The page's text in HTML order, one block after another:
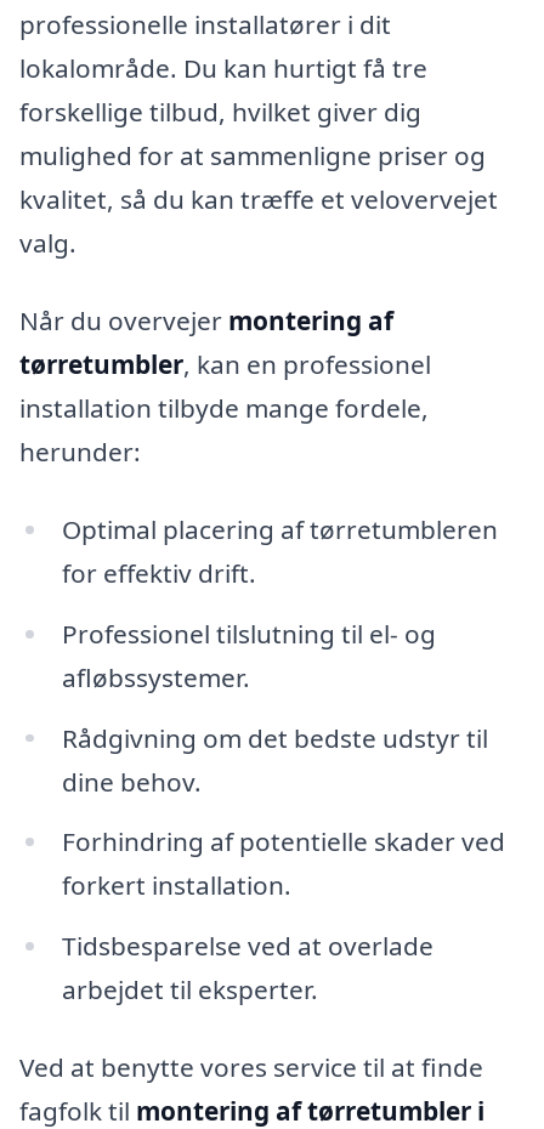
professionelle installatører i dit
lokalområde. Du kan hurtigt få tre
forskellige tilbud, hvilket giver dig
mulighed for at sammenligne priser og
kvalitet, så du kan træffe et velovervejet
valg.
Når du overvejer montering af
tørretumbler, kan en professionel
installation tilbyde mange fordele,
herunder:
Optimal placering af tørretumbleren
for effektiv drift.
Professionel tilslutning til el- og
afløbssystemer.
Rådgivning om det bedste udstyr til
dine behov.
Forhindring af potentielle skader ved
forkert installation.
Tidsbesparelse ved at overlade
arbejdet til eksperter.
Ved at benytte vores service til at finde
fagfolk til montering af tørretumbler i